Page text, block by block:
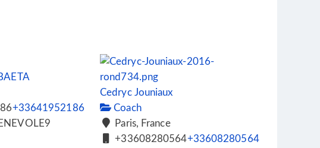
+33641952186
Cedryc Jouniaux
Coach
Paris, France
+33608280564+33608280564